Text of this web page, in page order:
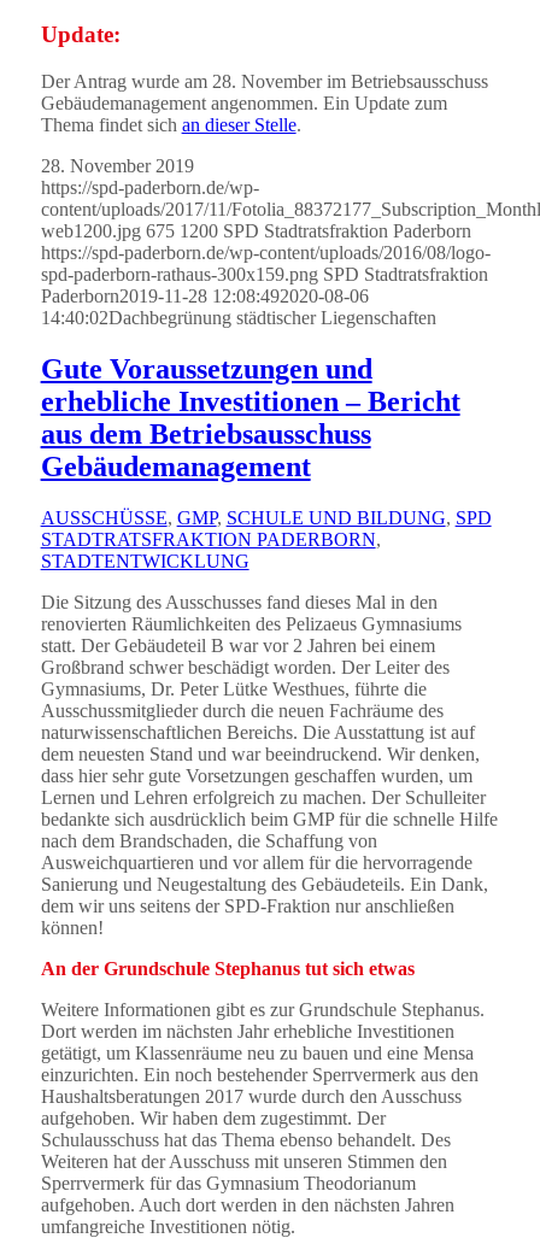
Update:
Der Antrag wurde am 28. November im Betriebsausschuss
Gebäudemanagement angenommen. Ein Update zum
Thema findet sich an dieser Stelle.
28. November 2019
https://spd-paderborn.de/wp-
content/uploads/2017/11/
web1200.jpg 675 1200 SPD Stadtratsfraktion Paderborn
https://spd-paderborn.de/wp-content/uploads/2016/08/logo-
spd-paderborn-rathaus-300x159.png SPD Stadtratsfraktion
Paderborn2019-11-28 12:08:492020-08-06
14:40:02Dachbegrünung städtischer Liegenschaften
Gute Voraussetzungen und
erhebliche Investitionen – Bericht
aus dem Betriebsausschuss
Gebäudemanagement
AUSSCHÜSSE, GMP, SCHULE UND BILDUNG, SPD
STADTRATSFRAKTION PADERBORN,
STADTENTWICKLUNG
Die Sitzung des Ausschusses fand dieses Mal in den
renovierten Räumlichkeiten des Pelizaeus Gymnasiums
statt. Der Gebäudeteil B war vor 2 Jahren bei einem
Großbrand schwer beschädigt worden. Der Leiter des
Gymnasiums, Dr. Peter Lütke Westhues, führte die
Ausschussmitglieder durch die neuen Fachräume des
naturwissenschaftlichen Bereichs. Die Ausstattung ist auf
dem neuesten Stand und war beeindruckend. Wir denken,
dass hier sehr gute Vorsetzungen geschaffen wurden, um
Lernen und Lehren erfolgreich zu machen. Der Schulleiter
bedankte sich ausdrücklich beim GMP für die schnelle Hilfe
nach dem Brandschaden, die Schaffung von
Ausweichquartieren und vor allem für die hervorragende
Sanierung und Neugestaltung des Gebäudeteils. Ein Dank,
dem wir uns seitens der SPD-Fraktion nur anschließen
können!
An der Grundschule Stephanus tut sich etwas
Weitere Informationen gibt es zur Grundschule Stephanus.
Dort werden im nächsten Jahr erhebliche Investitionen
getätigt, um Klassenräume neu zu bauen und eine Mensa
einzurichten. Ein noch bestehender Sperrvermerk aus den
Haushaltsberatungen 2017 wurde durch den Ausschuss
aufgehoben. Wir haben dem zugestimmt. Der
Schulausschuss hat das Thema ebenso behandelt. Des
Weiteren hat der Ausschuss mit unseren Stimmen den
Sperrvermerk für das Gymnasium Theodorianum
aufgehoben. Auch dort werden in den nächsten Jahren
umfangreiche Investitionen nötig.